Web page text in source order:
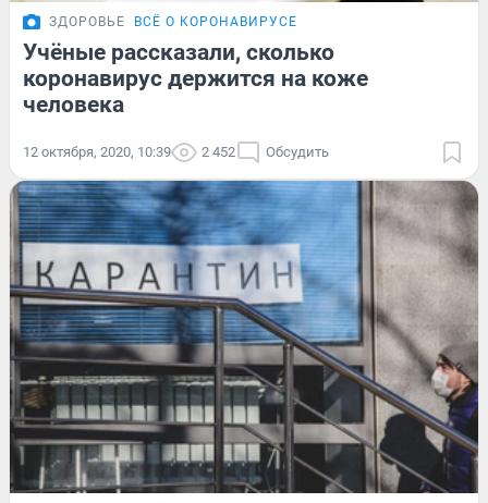
ЗДОРОВЬЕ ВСЁ О КОРОНАВИРУСЕ
Учёные рассказали, сколько
коронавирус держится на коже
человека
12 октября, 2020, 10:39 2 452 Обсудить